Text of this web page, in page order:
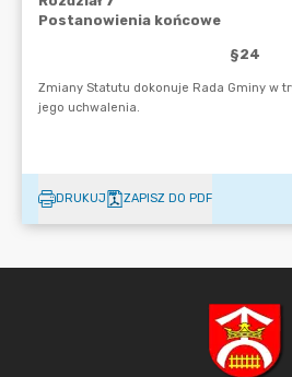
DRUKUJ ZAPISZ DO PDF